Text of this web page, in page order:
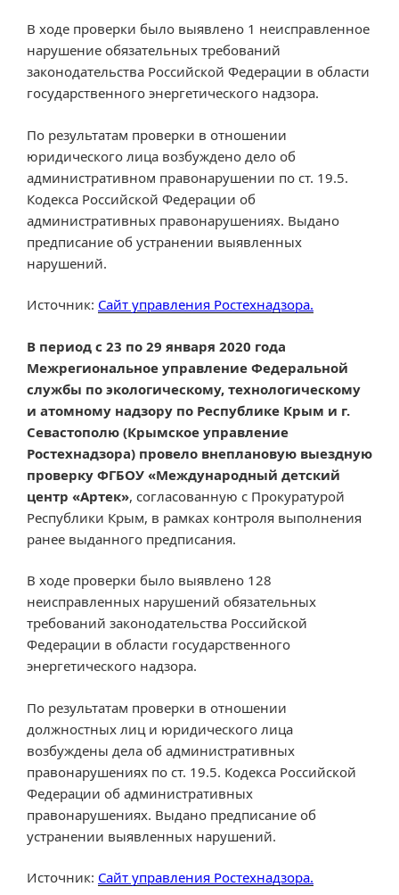
В ходе проверки было выявлено 1 неисправленное
нарушение обязательных требований
законодательства Российской Федерации в области
государственного энергетического надзора.
По результатам проверки в отношении
юридического лица возбуждено дело об
административном правонарушении по ст. 19.5.
Кодекса Российской Федерации об
административных правонарушениях. Выдано
предписание об устранении выявленных
нарушений.
Источник: Сайт управления Ростехнадзора.
В период с 23 по 29 января 2020 года
Межрегиональное управление Федеральной
службы по экологическому, технологическому
и атомному надзору по Республике Крым и г.
Севастополю (Крымское управление
Ростехнадзора) провело внеплановую выездную
проверку ФГБОУ «Международный детский
центр «Артек», согласованную с Прокуратурой
Республики Крым, в рамках контроля выполнения
ранее выданного предписания.
В ходе проверки было выявлено 128
неисправленных нарушений обязательных
требований законодательства Российской
Федерации в области государственного
энергетического надзора.
По результатам проверки в отношении
должностных лиц и юридического лица
возбуждены дела об административных
правонарушениях по ст. 19.5. Кодекса Российской
Федерации об административных
правонарушениях. Выдано предписание об
устранении выявленных нарушений.
Источник: Сайт управления Ростехнадзора.